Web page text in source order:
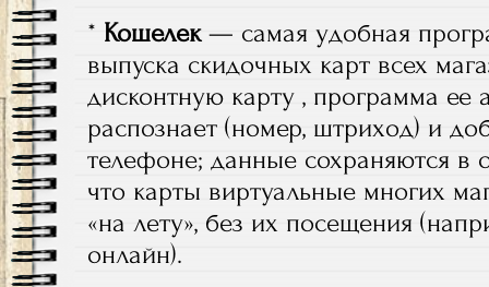
* Кошелек— самая удобная
выпуска скидочных карт всех
дисконтную карту , программа ее
распознает (номер, штриход) и
телефоне; данные сохраняются в
что карты виртуальные многих
«на лету», без их посещения
онлайн).